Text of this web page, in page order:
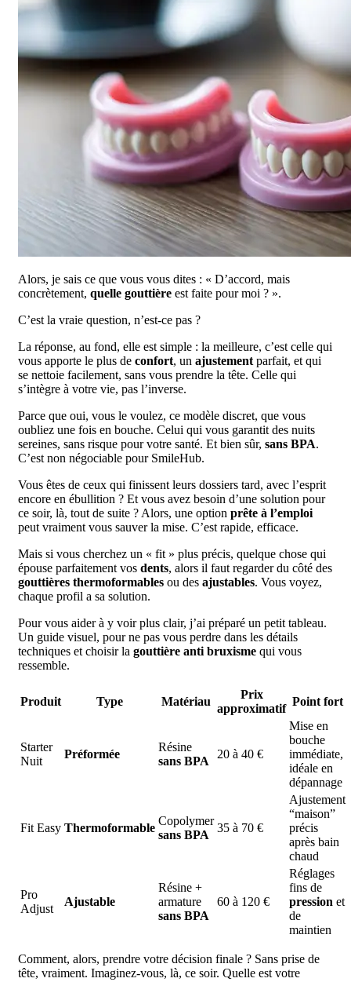
Alors, je sais ce que vous vous dites : « D’accord, mais
concrètement, quelle gouttière est faite pour moi ? ».
C’est la vraie question, n’est-ce pas ?
La réponse, au fond, elle est simple : la meilleure, c’est celle qui
vous apporte le plus de confort, un ajustement parfait, et qui
se nettoie facilement, sans vous prendre la tête. Celle qui
s’intègre à votre vie, pas l’inverse.
Parce que oui, vous le voulez, ce modèle discret, que vous
oubliez une fois en bouche. Celui qui vous garantit des nuits
sereines, sans risque pour votre santé. Et bien sûr, sans BPA.
C’est non négociable pour SmileHub.
Vous êtes de ceux qui finissent leurs dossiers tard, avec l’esprit
encore en ébullition ? Et vous avez besoin d’une solution pour
ce soir, là, tout de suite ? Alors, une option prête à l’emploi
peut vraiment vous sauver la mise. C’est rapide, efficace.
Mais si vous cherchez un « fit » plus précis, quelque chose qui
épouse parfaitement vos dents, alors il faut regarder du côté des
gouttières thermoformables ou des ajustables. Vous voyez,
chaque profil a sa solution.
Pour vous aider à y voir plus clair, j’ai préparé un petit tableau.
Un guide visuel, pour ne pas vous perdre dans les détails
techniques et choisir la gouttière anti bruxisme qui vous
ressemble.
Produit Type Matériau
Prix
approximatif
Point fort
Starter
Nuit
Préformée
Résine
sans BPA
20 à 40 €
Mise en
bouche
immédiate,
idéale en
dépannage
Fit Easy Thermoformable
Copolymer
sans BPA
35 à 70 €
Ajustement
“maison”
précis
après bain
chaud
Pro
Adjust
Ajustable
Résine +
armature
sans BPA
60 à 120 €
Réglages
fins de
pression et
de
maintien
Comment, alors, prendre votre décision finale ? Sans prise de
tête, vraiment. Imaginez-vous, là, ce soir. Quelle est votre